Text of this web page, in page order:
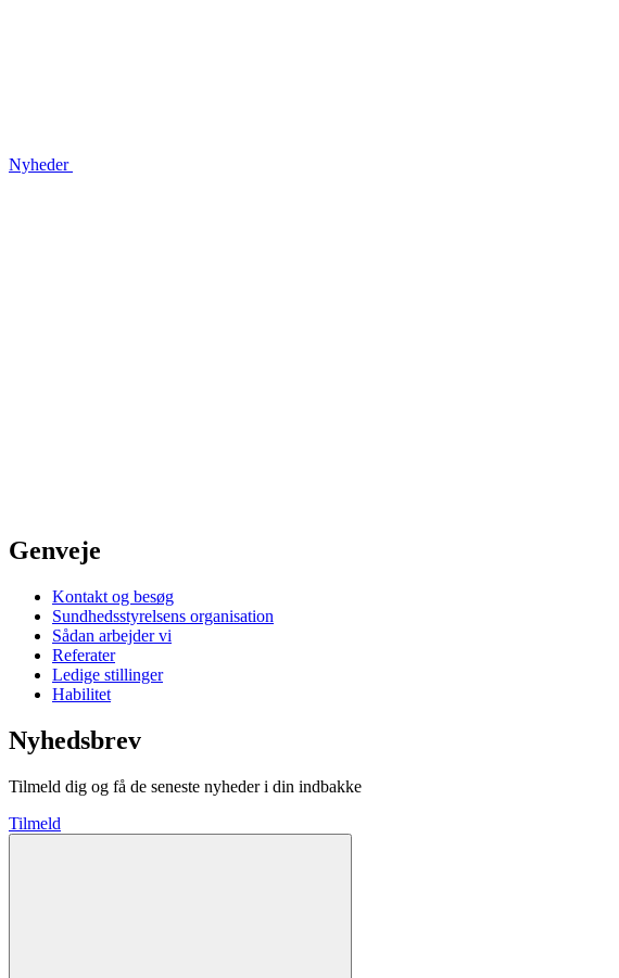
Nyheder
Genveje
Kontakt og besøg
Sundhedsstyrelsens organisation
Sådan arbejder vi
Referater
Ledige stillinger
Habilitet
Nyhedsbrev
Tilmeld dig og få de seneste nyheder i din indbakke
Tilmeld